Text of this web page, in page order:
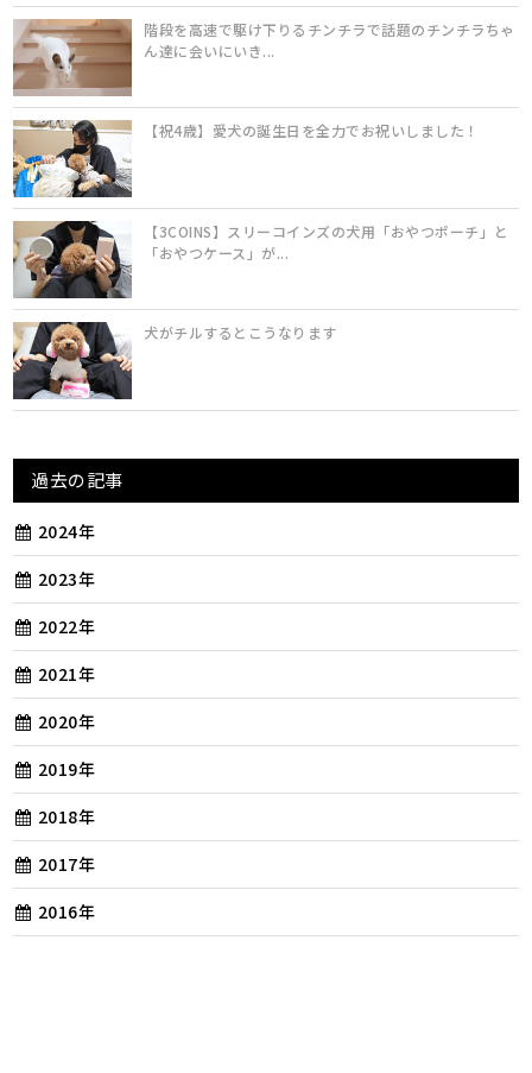
階段を高速で駆け下りるチンチラで話題のチンチラちゃ
ん達に会いにいき...
【祝4歳】愛犬の誕生日を全力でお祝いしました！
【3COINS】スリーコインズの犬用「おやつポーチ」と
「おやつケース」が...
犬がチルするとこうなります
過去の記事
2024年
2023年
2022年
2021年
2020年
2019年
2018年
2017年
2016年